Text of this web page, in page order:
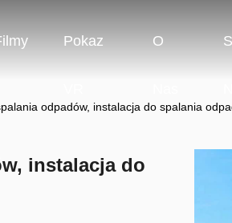
Pokaz O
odpadów, instalacja do spalania
instalacja do